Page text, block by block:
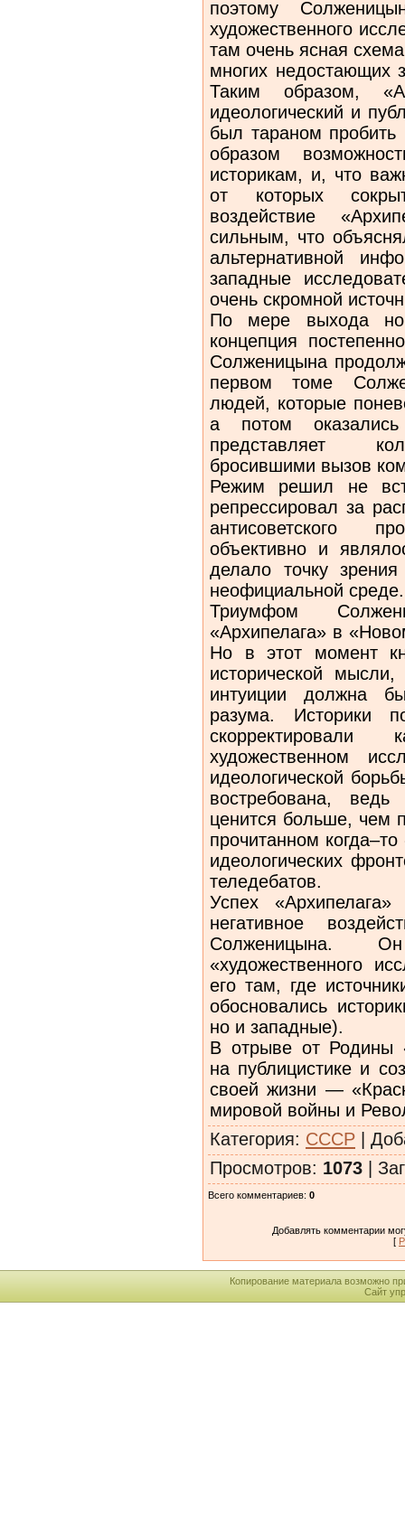
поэтому
художественного
там очень ясная
многих недостающих
Таким образом,
идеологический и
был тараном
образом
историкам, и, что
от которых
воздействие
сильным, что
альтернативной
западные
очень скромной
По мере выхода
концепция
Солженицына
первом томе
людей, которые
а потом
представляет
бросившими вызов
Режим решил не
репрессировал за
антисоветского
объективно и
делало точку
неофициальной среде.
Триумфом
«Архипелага» в
Но в этот момент
исторической
интуиции должна
разума. Историки
художественном
идеологической
востребована,
ценится больше, чем
прочитанном
идеологических
теледебатов.
Успех
негативное
Солженицына.
«художественного
его там, где
обосновались
но и западные).
В отрыве от Родины
на публицистике и
своей жизни —
мировой войны и
Категория: СССР |
Просмотров: 1073 |
Всего комментариев: 0
Добавлять комментарии
[
Копирование материала возможно
Сайт